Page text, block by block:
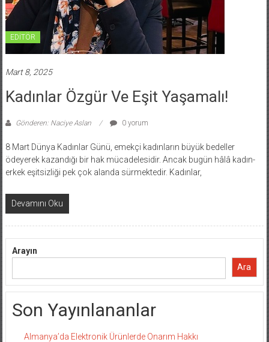
EDİTÖR
Mart 8, 2025
Kadınlar Özgür Ve Eşit Yaşamalı!
Gönderen: Naciye Aslan 0 yorum
8 Mart Dünya Kadınlar Günü, emekçi kadınların büyük bedeller
ödeyerek kazandığı bir hak mücadelesidir. Ancak bugün hâlâ kadın-
erkek eşitsizliği pek çok alanda sürmektedir. Kadınlar,
Devamını Oku
Arayın
Ara
Son Yayınlananlar
Almanya’da Elektronik Ürünlerde Onarım Hakkı